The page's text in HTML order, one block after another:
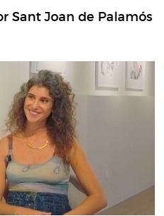
Sant Joan de Palamós